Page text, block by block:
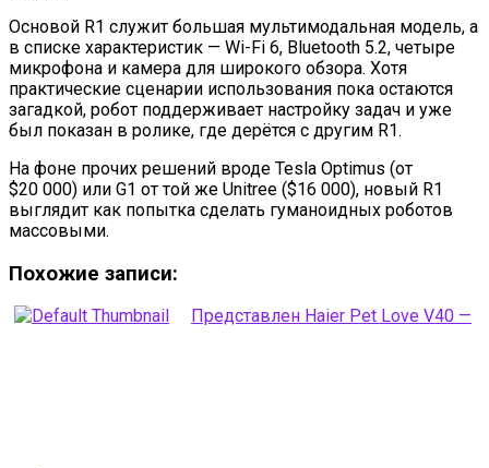
Основой R1 служит большая мультимодальная модель, а
в списке характеристик — Wi-Fi 6, Bluetooth 5.2, четыре
микрофона и камера для широкого обзора. Хотя
практические сценарии использования пока остаются
загадкой, робот поддерживает настройку задач и уже
был показан в ролике, где дерётся с другим R1.
На фоне прочих решений вроде Tesla Optimus (от
$20 000) или G1 от той же Unitree ($16 000), новый R1
выглядит как попытка сделать гуманоидных роботов
массовыми.
Похожие записи:
Представлен Haier Pet Love V40 —